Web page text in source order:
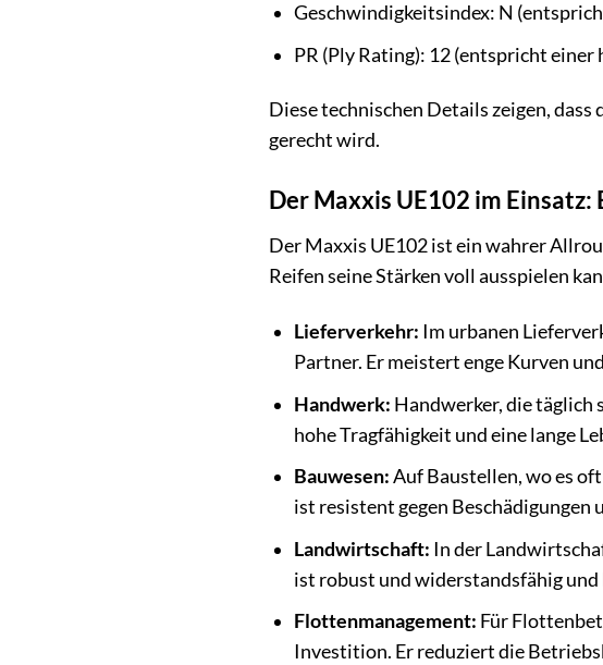
Geschwindigkeitsindex: N
PR (Ply Rating): 12 (entspricht einer
Diese technischen Details zeigen,
gerecht wird.
Der Maxxis UE102 im Einsatz:
Der Maxxis UE102 ist ein wahrer
Reifen seine Stärken voll ausspielen
Lieferverkehr: Im urbanen
Partner. Er meistert enge Kurven
Handwerk: Handwerker, die täglich
hohe Tragfähigkeit und eine lange
Bauwesen:Auf Baustellen, wo es
ist resistent gegen
Landwirtschaft: In der
ist robust und widerstandsfähig
Flottenmanagement: Für
Investition. Er reduziert die